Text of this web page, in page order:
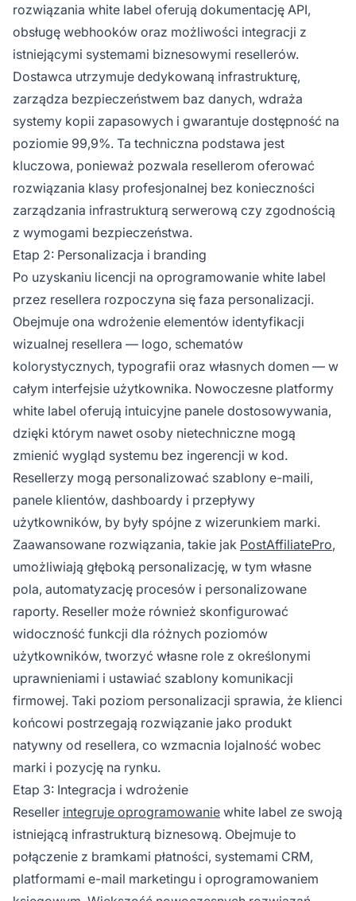
rozwiązania white label oferują dokumentację API,
obsługę webhooków oraz możliwości integracji z
istniejącymi systemami biznesowymi resellerów.
Dostawca utrzymuje dedykowaną infrastrukturę,
zarządza bezpieczeństwem baz danych, wdraża
systemy kopii zapasowych i gwarantuje dostępność na
poziomie 99,9%. Ta techniczna podstawa jest
kluczowa, ponieważ pozwala resellerom oferować
rozwiązania klasy profesjonalnej bez konieczności
zarządzania infrastrukturą serwerową czy zgodnością
z wymogami bezpieczeństwa.
Etap 2: Personalizacja i branding
Po uzyskaniu licencji na oprogramowanie white label
przez resellera rozpoczyna się faza personalizacji.
Obejmuje ona wdrożenie elementów identyfikacji
wizualnej resellera — logo, schematów
kolorystycznych, typografii oraz własnych domen — w
całym interfejsie użytkownika. Nowoczesne platformy
white label oferują intuicyjne panele dostosowywania,
dzięki którym nawet osoby nietechniczne mogą
zmienić wygląd systemu bez ingerencji w kod.
Resellerzy mogą personalizować szablony e-maili,
panele klientów, dashboardy i przepływy
użytkowników, by były spójne z wizerunkiem marki.
Zaawansowane rozwiązania, takie jak PostAffiliatePro,
umożliwiają głęboką personalizację, w tym własne
pola, automatyzację procesów i personalizowane
raporty. Reseller może również skonfigurować
widoczność funkcji dla różnych poziomów
użytkowników, tworzyć własne role z określonymi
uprawnieniami i ustawiać szablony komunikacji
firmowej. Taki poziom personalizacji sprawia, że klienci
końcowi postrzegają rozwiązanie jako produkt
natywny od resellera, co wzmacnia lojalność wobec
marki i pozycję na rynku.
Etap 3: Integracja i wdrożenie
Reseller integruje oprogramowanie white label ze swoją
istniejącą infrastrukturą biznesową. Obejmuje to
połączenie z bramkami płatności, systemami CRM,
platformami e-mail marketingu i oprogramowaniem